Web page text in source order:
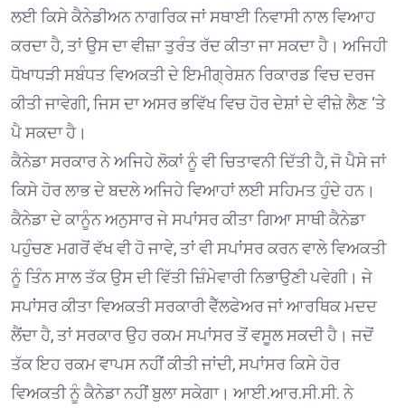
ਲਈ ਕਿਸੇ ਕੈਨੇਡੀਅਨ ਨਾਗਰਿਕ ਜਾਂ ਸਥਾਈ ਨਿਵਾਸੀ ਨਾਲ ਵਿਆਹ
ਕਰਦਾ ਹੈ, ਤਾਂ ਉਸ ਦਾ ਵੀਜ਼ਾ ਤੁਰੰਤ ਰੱਦ ਕੀਤਾ ਜਾ ਸਕਦਾ ਹੈ। ਅਜਿਹੀ
ਧੋਖਾਧੜੀ ਸਬੰਧਤ ਵਿਅਕਤੀ ਦੇ ਇਮੀਗ੍ਰੇਸ਼ਨ ਰਿਕਾਰਡ ਵਿਚ ਦਰਜ
ਕੀਤੀ ਜਾਵੇਗੀ, ਜਿਸ ਦਾ ਅਸਰ ਭਵਿੱਖ ਵਿਚ ਹੋਰ ਦੇਸ਼ਾਂ ਦੇ ਵੀਜ਼ੇ ਲੈਣ ‘ਤੇ
ਪੈ ਸਕਦਾ ਹੈ।
ਕੈਨੇਡਾ ਸਰਕਾਰ ਨੇ ਅਜਿਹੇ ਲੋਕਾਂ ਨੂੰ ਵੀ ਚਿਤਾਵਨੀ ਦਿੱਤੀ ਹੈ, ਜੋ ਪੈਸੇ ਜਾਂ
ਕਿਸੇ ਹੋਰ ਲਾਭ ਦੇ ਬਦਲੇ ਅਜਿਹੇ ਵਿਆਹਾਂ ਲਈ ਸਹਿਮਤ ਹੁੰਦੇ ਹਨ।
ਕੈਨੇਡਾ ਦੇ ਕਾਨੂੰਨ ਅਨੁਸਾਰ ਜੇ ਸਪਾਂਸਰ ਕੀਤਾ ਗਿਆ ਸਾਥੀ ਕੈਨੇਡਾ
ਪਹੁੰਚਣ ਮਗਰੋਂ ਵੱਖ ਵੀ ਹੋ ਜਾਵੇ, ਤਾਂ ਵੀ ਸਪਾਂਸਰ ਕਰਨ ਵਾਲੇ ਵਿਅਕਤੀ
ਨੂੰ ਤਿੰਨ ਸਾਲ ਤੱਕ ਉਸ ਦੀ ਵਿੱਤੀ ਜ਼ਿੰਮੇਵਾਰੀ ਨਿਭਾਉਣੀ ਪਵੇਗੀ। ਜੇ
ਸਪਾਂਸਰ ਕੀਤਾ ਵਿਅਕਤੀ ਸਰਕਾਰੀ ਵੈੱਲਫੇਅਰ ਜਾਂ ਆਰਥਿਕ ਮਦਦ
ਲੈਂਦਾ ਹੈ, ਤਾਂ ਸਰਕਾਰ ਉਹ ਰਕਮ ਸਪਾਂਸਰ ਤੋਂ ਵਸੂਲ ਸਕਦੀ ਹੈ। ਜਦੋਂ
ਤੱਕ ਇਹ ਰਕਮ ਵਾਪਸ ਨਹੀਂ ਕੀਤੀ ਜਾਂਦੀ, ਸਪਾਂਸਰ ਕਿਸੇ ਹੋਰ
ਵਿਅਕਤੀ ਨੂੰ ਕੈਨੇਡਾ ਨਹੀਂ ਬੁਲਾ ਸਕੇਗਾ। ਆਈ.ਆਰ.ਸੀ.ਸੀ. ਨੇ